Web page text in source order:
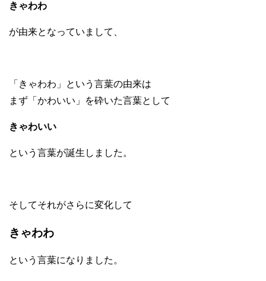
きゃわわ
が由来となっていまして、
「きゃわわ」という言葉の由来は
まず「かわいい」を砕いた言葉として
きゃわいい
という言葉が誕生しました。
そしてそれがさらに変化して
きゃわわ
という言葉になりました。